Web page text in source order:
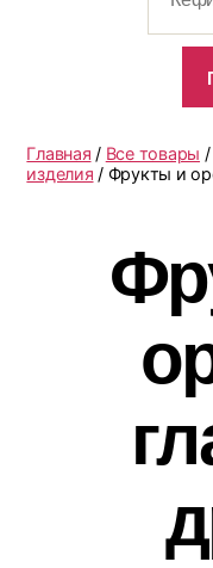
Главная / Все товары /
изделия / Фрукты и